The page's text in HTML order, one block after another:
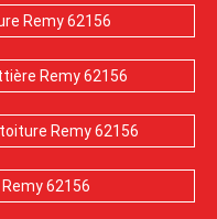
Remy 62156
Remy 62156
Remy 62156
62156